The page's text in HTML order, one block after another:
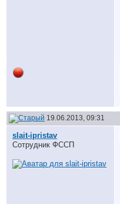
19.06.2013, 09:31
slait-ipristav
Сотрудник ФССП